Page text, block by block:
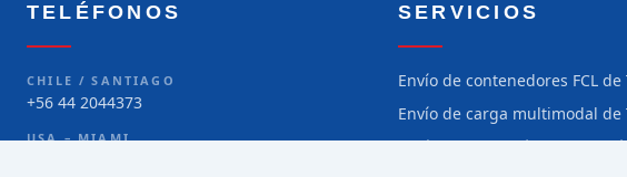
TELÉFONOS
CHILE / SANTIAGO
+56 44 2044373
USA – MIAMI
SERVICIOS
Envío de contenedores FCL de
Envío de carga multimodal de
Envío de carga aérea de